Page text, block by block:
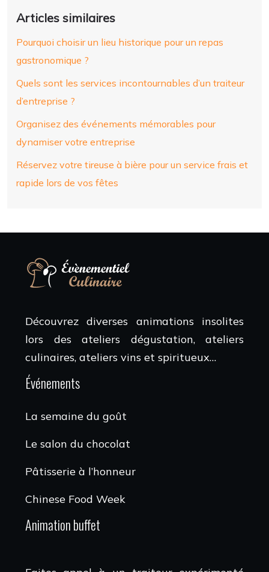
Articles similaires
Pourquoi choisir un lieu historique pour un repas
gastronomique ?
Quels sont les services incontournables d’un traiteur
d’entreprise ?
Organisez des événements mémorables pour
dynamiser votre entreprise
Réservez votre tireuse à bière pour un service frais et
rapide lors de vos fêtes
Découvrez diverses animations insolites
lors des ateliers dégustation, ateliers
culinaires, ateliers vins et spiritueux…
Événements
La semaine du goût
Le salon du chocolat
Pâtisserie à l’honneur
Chinese Food Week
Animation buffet